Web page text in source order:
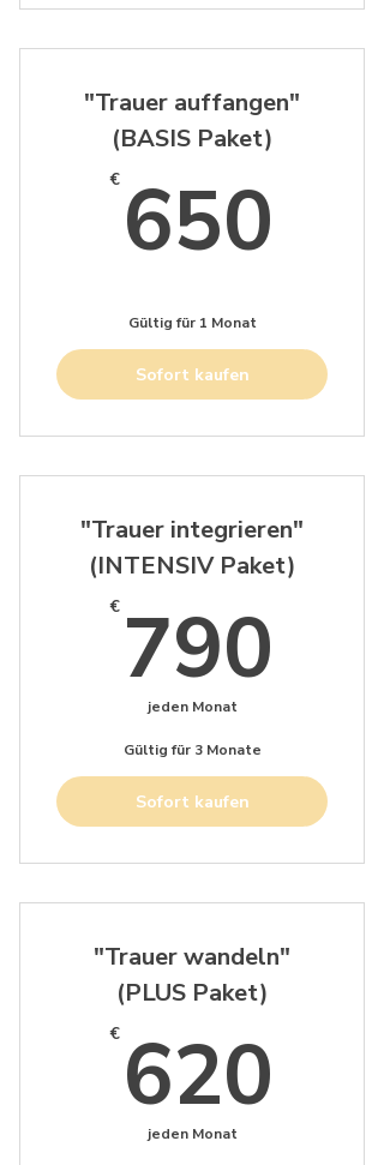
"Trauer auffangen"
(BASIS Paket)
€ 650
Gültig für 1 Monat
Sofort kaufen
"Trauer integrieren"
(INTENSIV Paket)
€ 790
jeden Monat
Gültig für 3 Monate
Sofort kaufen
"Trauer wandeln"
(PLUS Paket)
€ 620
jeden Monat